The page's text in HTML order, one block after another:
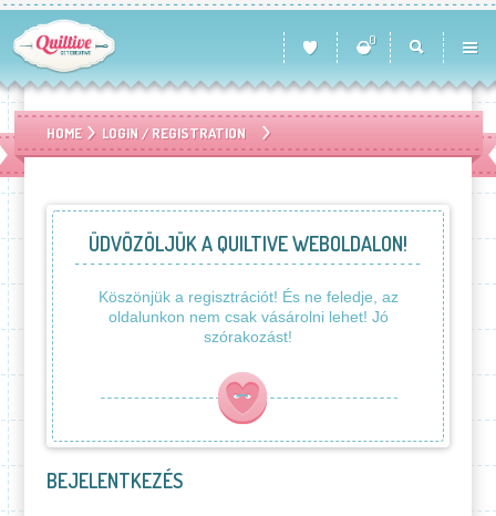
0
HOME LOGIN / REGISTRATION
ÜDVÖZÖLJÜK A QUILTIVE WEBOLDALON!
Köszönjük a regisztrációt! És ne feledje, az
oldalunkon nem csak vásárolni lehet! Jó
szórakozást!
BEJELENTKEZÉS